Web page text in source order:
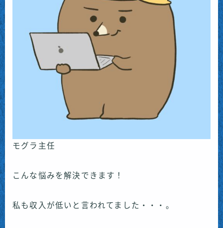
モグラ主任
こんな悩みを解決できます！
私も収入が低いと言われてました・・・。